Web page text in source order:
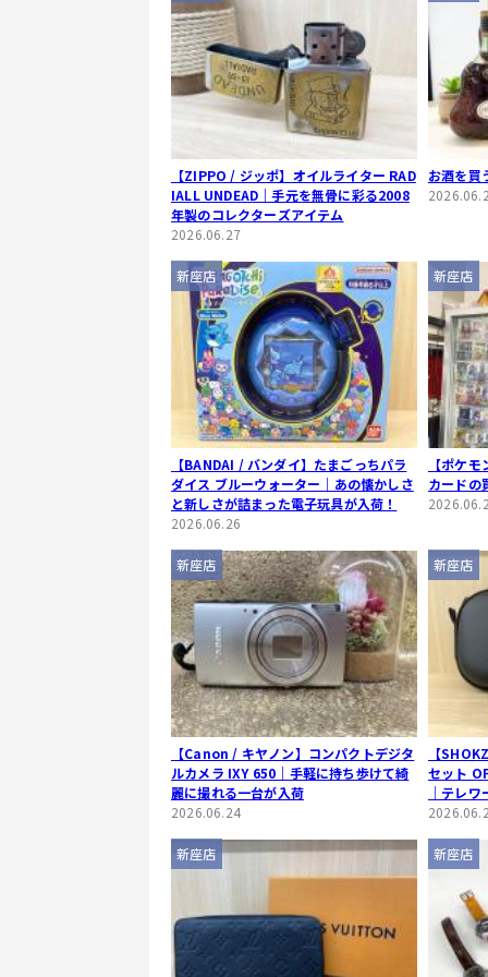
【ZIPPO / ジッポ】オイルライター RAD
IALL UNDEAD｜手元を無骨に彩る2008
年製のコレクターズアイテム
2026.06.27
お酒を買
新座店
【BANDAI / バンダイ】たまごっちパラ
ダイス ブルーウォーター｜あの懐かしさ
と新しさが詰まった電子玩具が入荷！
2026.06.26
新座店
【ポケ
カードの
新座店
【Canon / キヤノン】コンパクトデジタ
ルカメラ IXY 650｜手軽に持ち歩けて綺
麗に撮れる一台が入荷
2026.06.24
新座店
【
セット
｜テレ
ワイヤレ
新座店 新座店